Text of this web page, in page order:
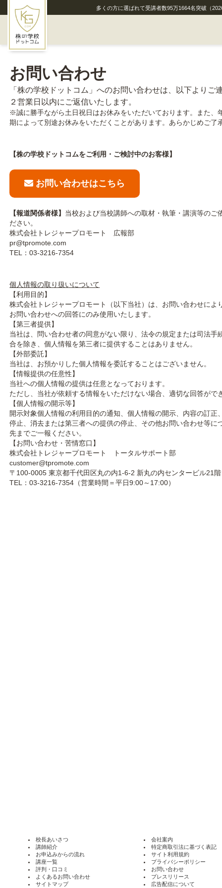
多くの方に選ばれて受講者数95万1664名突破 （
メディア実績
ログイン
お問い合わせ
「株の学校ドットコム」へのお問い合わせは、以下よりご
２営業日以内にご返信いたします。
※誠に勝手ながら土日祝日はお休みをいただいております。また、
期によって別途お休みをいただくことがあります。あらかじめご了
【株の学校ドットコムをご利用・ご検討中のお客様】
お問い合わせはこちら
【報道関係者様】 当校および当校講師への取材・執筆・講演等のご
ださい。
株式会社トレジャープロモート 広報部
pr@tpromote.com
TEL：03-3216-7354
個人情報の取り扱いについて
【利用目的】
株式会社トレジャープロモート（以下当社）は、お問い合わせによ
お問い合わせへの回答にのみ使用いたします。
【第三者提供】
当社は、問い合わせ者の同意がない限り、法令の規定または司法手
合を除き、個人情報を第三者に提供することはありません。
【外部委託】
当社は、お預かりした個人情報を委託することはございません。
【情報提供の任意性】
当社への個人情報の提供は任意となっております。
ただし、当社が依頼する情報をいただけない場合、適切な回答がで
【個人情報の開示等】
開示対象個人情報の利用目的の通知、個人情報の開示、内容の訂正
停止、消去または第三者への提供の停止、その他お問い合わせ等に
先までご一報ください。
【お問い合わせ・苦情窓口】
株式会社トレジャープロモート トータルサポート部
customer@tpromote.com
〒100-0005 東京都千代田区丸の内1-6-2 新丸の内センタービル21階
TEL：03-3216-7354（営業時間＝平日9:00～17:00）
校長あいさつ
講師紹介
お申込みからの流れ
講座一覧
評判・口コミ
よくあるお問い合わせ
サイトマップ
会社案内
特定商取引法に基づく表記
サイト利用規約
プライバシーポリシー
お問い合わせ
プレスリリース
広告配信について